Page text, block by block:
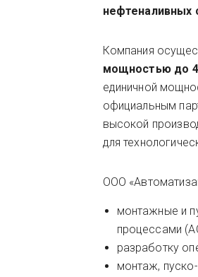
нефтеналивных
Компания
мощностью до
единичной
официальным
высокой
для
ООО
монтажные и
процессами
разработку
монтаж,